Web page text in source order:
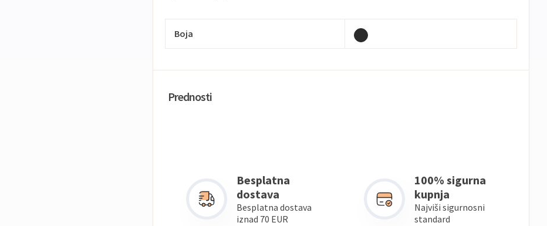
Boja
Prednosti
Besplatna
dostava
Besplatna dostava
iznad 70 EUR
100% sigurna
kupnja
Najviši sigurnosni
standard